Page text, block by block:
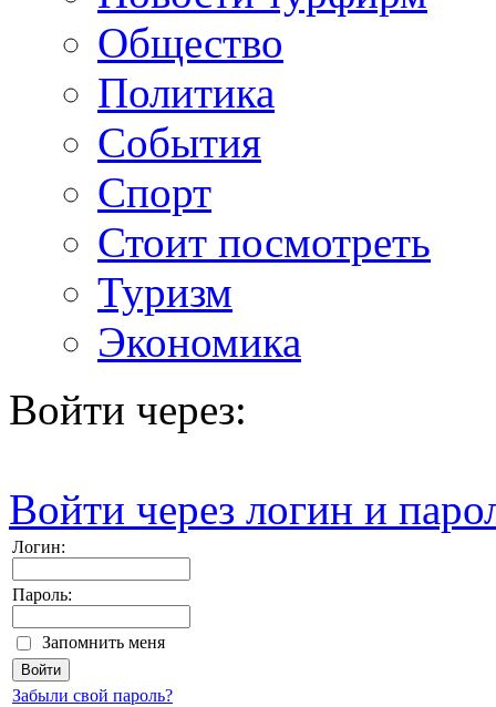
Общество
Политика
События
Спорт
Стоит посмотреть
Туризм
Экономика
Войти через:
Войти через логин и
Логин:
Пароль:
Запомнить меня
Забыли свой пароль?